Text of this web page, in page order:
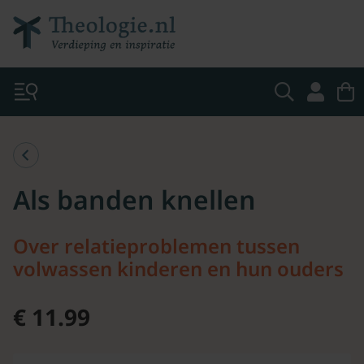
Als banden knellen
Over relatieproblemen tussen
volwassen kinderen en hun ouders
€ 11.99